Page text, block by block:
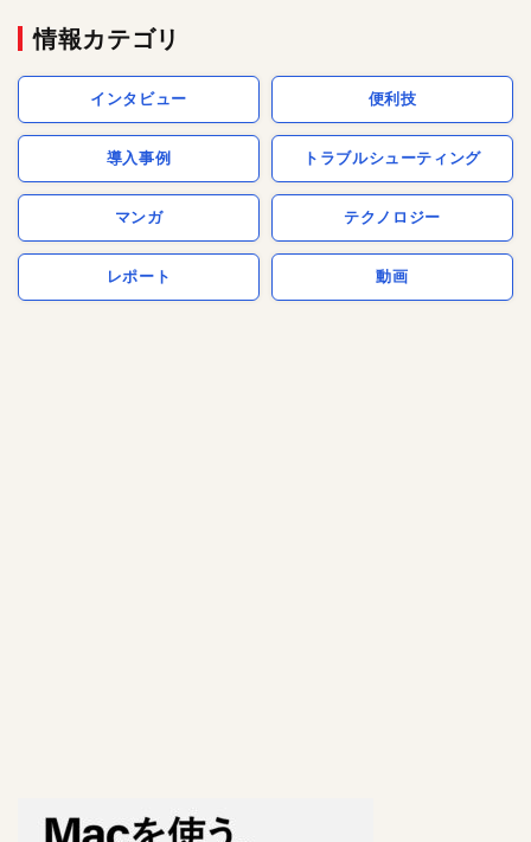
情報カテゴリ
インタビュー 便利技
導入事例 トラブルシューティング
マンガ テクノロジー
レポート 動画